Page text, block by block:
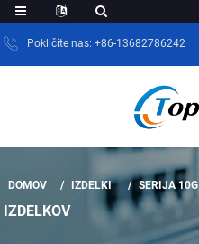
Pokličite nas: +86-13682786242
DOMOV IZDELKI SERIJA 10G
IZDELKOV